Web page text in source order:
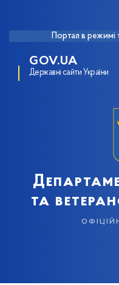
Портал в режимі
GOV.UA
Державні сайти України
та